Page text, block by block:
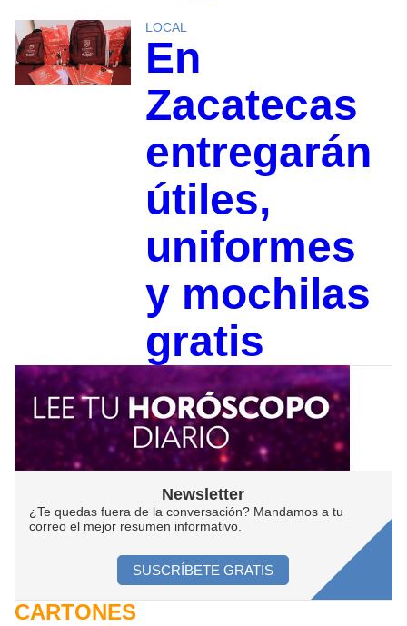
LOCAL
En
Zacatecas
entregarán
útiles,
uniformes
y mochilas
gratis
Newsletter
¿Te quedas fuera de la conversación? Mandamos a tu
correo el mejor resumen informativo.
SUSCRÍBETE GRATIS
CARTONES